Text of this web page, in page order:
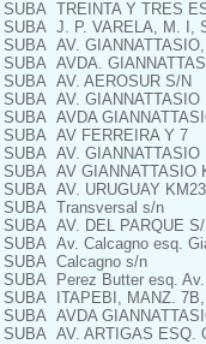
SUBA TREINTA Y TRES
SUBA J. P. VARELA, M. I,
SUBA AV.
SUBA AVDA.
SUBA AV. AEROSUR S/N
SUBA AV. GIANNATTASIO
SUBA AVDA
SUBA AV FERREIRA Y 7
SUBA AV.
SUBA AV GIANNATTASIO
SUBA AV. URUGUAY
SUBA Transversal s/n
SUBA AV. DEL PARQUE
SUBA Av. Calcagno esq.
SUBA Calcagno s/n
SUBA Perez Butter esq.
SUBA ITAPEBI, MANZ.
SUBA AVDA
SUBA AV. ARTIGAS ESQ.